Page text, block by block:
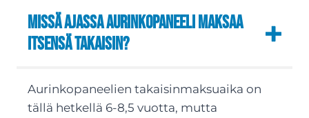
Missä ajassa aurinkopaneeli maksaa
itsensä takaisin?
Aurinkopaneelien takaisinmaksuaika on
tällä hetkellä 6-8,5 vuotta, mutta